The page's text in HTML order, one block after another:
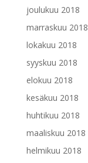
joulukuu 2018
marraskuu 2018
lokakuu 2018
syyskuu 2018
elokuu 2018
kesäkuu 2018
huhtikuu 2018
maaliskuu 2018
helmikuu 2018